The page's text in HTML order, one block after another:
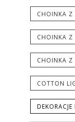
CHOINKA Z
CHOINKA Z
CHOINKA Z
COTTON